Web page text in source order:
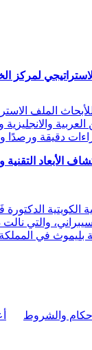
لمركز
الملف
العربية
دقيقة ورصدًا
الأبعاد التقنية
والتي نالت
في المملكة
والشروط